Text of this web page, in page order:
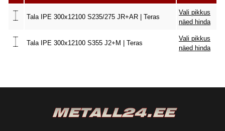
Tala IPE 300x12100 S235/275 JR+AR | Teras
Vali pikkus
näed hinda
Tala IPE 300x12100 S355 J2+M | Teras
Vali pikkus
näed hinda